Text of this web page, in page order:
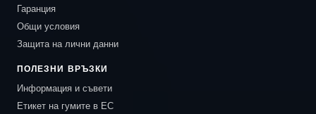
Гаранция
Общи условия
Защита на лични данни
ПОЛЕЗНИ ВРЪЗКИ
Информация и съвети
Етикет на гумите в ЕС